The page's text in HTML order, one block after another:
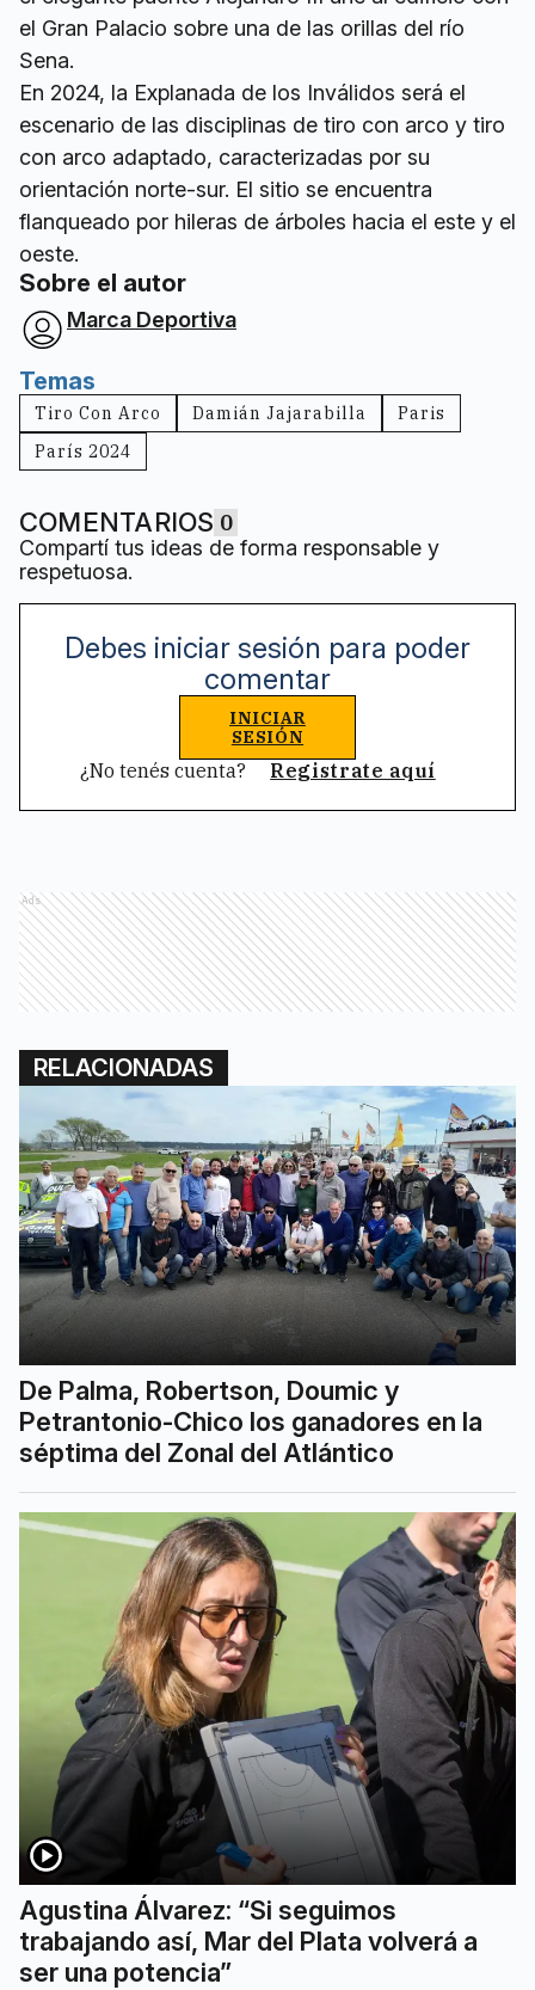
el Gran Palacio sobre una de las orillas del río
Sena.
En 2024, la Explanada de los Inválidos será el
escenario de las disciplinas de tiro con arco y tiro
con arco adaptado, caracterizadas por su
orientación norte-sur. El sitio se encuentra
flanqueado por hileras de árboles hacia el este y el
oeste.
Sobre el autor
Marca Deportiva
Temas
Tiro Con Arco Damián Jajarabilla
Paris
París 2024
COMENTARIOS 0
Compartí tus ideas de forma responsable y
respetuosa.
Debes iniciar sesión para poder
comentar
INICIAR
SESIÓN
¿No tenés cuenta? Registrate aquí
Ads
RELACIONADAS
De Palma, Robertson, Doumic y
Petrantonio-Chico los ganadores en la
séptima del Zonal del Atlántico
Agustina Álvarez: “Si seguimos
trabajando así, Mar del Plata volverá a
ser una potencia”